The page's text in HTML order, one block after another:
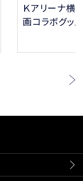
Ｋアリーナ横
画コラボグッ